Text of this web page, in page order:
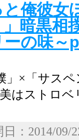
と俺彼
暗黒相
ーの味
」×「サス
美はストロ
日：2014/